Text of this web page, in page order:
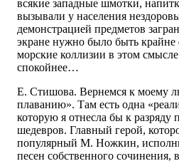
всякие западные шмотки,
вызывали у населения
демонстрацией предметов
экране нужно было быть
морские коллизии в этом
спокойнее…
Е. Стишова. Вернемся к моему
плаванию». Там есть одна
которую я отнесла бы к разряду
шедевров. Главный герой,
популярный М. Ножкин,
песен собственного сочинения,